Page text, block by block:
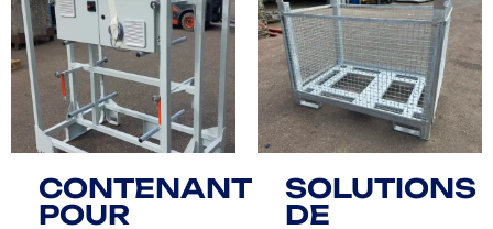
CONTENANT
POUR
SOLUTIONS
DE